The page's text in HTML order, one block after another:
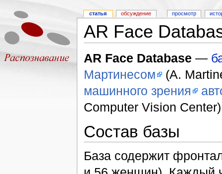
AR Face
AR Face Database —
Мартинесом (A.
машинного зрения
Computer Vision
Состав базы
База содержит
статья обсуждение просмотр